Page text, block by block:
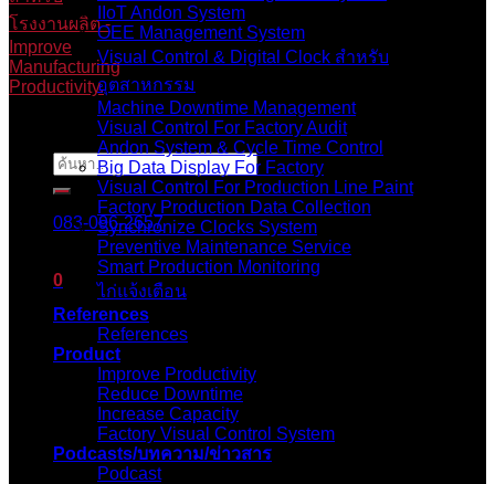
ค้นหา:
083-096-2657
0
ตะกร้าสินค้า
ไม่มีสินค้าในตะกร้า
IIoT Andon System
OEE Management System
Visual Control & Digital Clock สำหรับ
อุตสาหกรรม
Machine Downtime Management
Visual Control For Factory Audit
Andon System & Cycle Time Control
Big Data Display For Factory
Visual Control For Production Line Paint
Factory Production Data Collection
Synchronize Clocks System
Preventive Maintenance Service
Smart Production Monitoring
ไก่แจ้งเตือน
References
References
Product
Improve Productivity
Reduce Downtime
Increase Capacity
Factory Visual Control System
Podcasts/บทความ/ข่าวสาร
Podcast